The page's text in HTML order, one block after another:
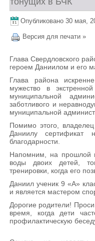
Опубликовано 30 мая,
Версия для печати »
Глава Свердловского
героем Даниилом и его
Глава района
мужество в
муниципальной
заботливого и
муниципальной
Помимо этого,
Даниилу
благодарности.
Напомним, на прошлой
воды двоих детей,
тренировки, когда его
Даниил ученик 9 «А»
и является мастером
Дорогие родители!
время, когда дети
профилактическую